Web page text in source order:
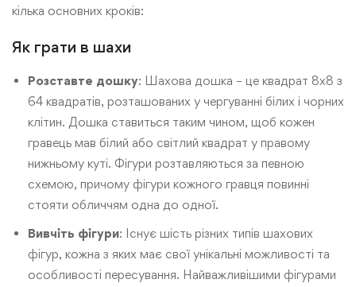
кілька основних кроків:
Як грати в шахи
Розставте дошку: Шахова дошка – це квадрат 8х8 з
64 квадратів, розташованих у чергуванні білих і чорних
клітин. Дошка ставиться таким чином, щоб кожен
гравець мав білий або світлий квадрат у правому
нижньому куті. Фігури розтавляються за певною
схемою, причому фігури кожного гравця повинні
стояти обличчям одна до одної.
Вивчіть фігури: Існує шість різних типів шахових
фігур, кожна з яких має свої унікальні можливості та
особливості пересування. Найважливішими фігурами